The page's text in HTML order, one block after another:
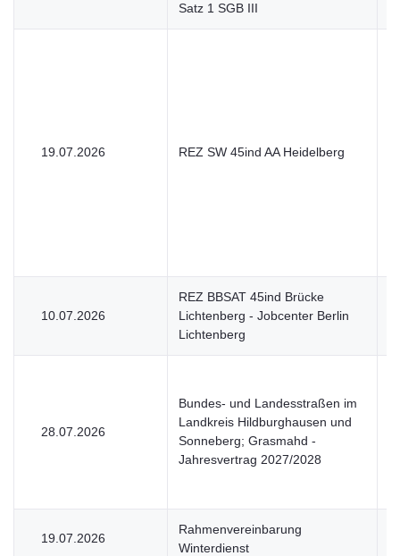
Satz 1 SGB III
19.07.2026 REZ SW 45ind AA Heidelberg
10.07.2026
REZ BBSAT 45ind Brücke
Lichtenberg - Jobcenter Berlin
Lichtenberg
28.07.2026
Bundes- und Landesstraßen im
Landkreis Hildburghausen und
Sonneberg; Grasmahd -
Jahresvertrag 2027/2028
19.07.2026
Rahmenvereinbarung
Winterdienst